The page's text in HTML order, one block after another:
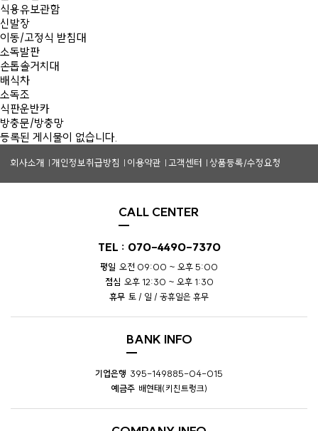
식용유보관함
신발장
이동/고정식 받침대
소독발판
손톱솔거치대
배식차
소독조
식판운반카
방충문/방충망
등록된 게시물이 없습니다.
회사소개 개인정보취급방침 이용약관 고객센터 상품등록/수정요청
CALL CENTER
TEL : 070-4490-7370
평일 오전 09:00 ~ 오후 5:00
점심 오후 12:30 ~ 오후 1:30
휴무 토 / 일 / 공휴일은 휴무
BANK INFO
기업은행 395-149885-04-015
예금주 배현태(키친트렁크)